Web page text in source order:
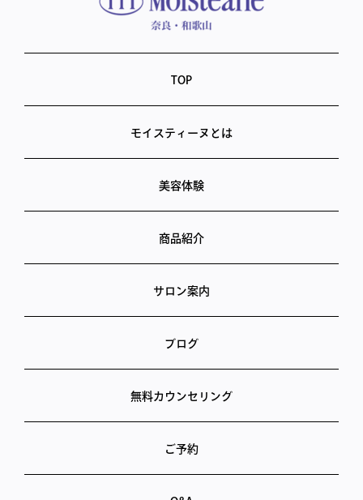
TOP
モイスティーヌとは
美容体験
商品紹介
サロン案内
ブログ
無料カウンセリング
ご予約